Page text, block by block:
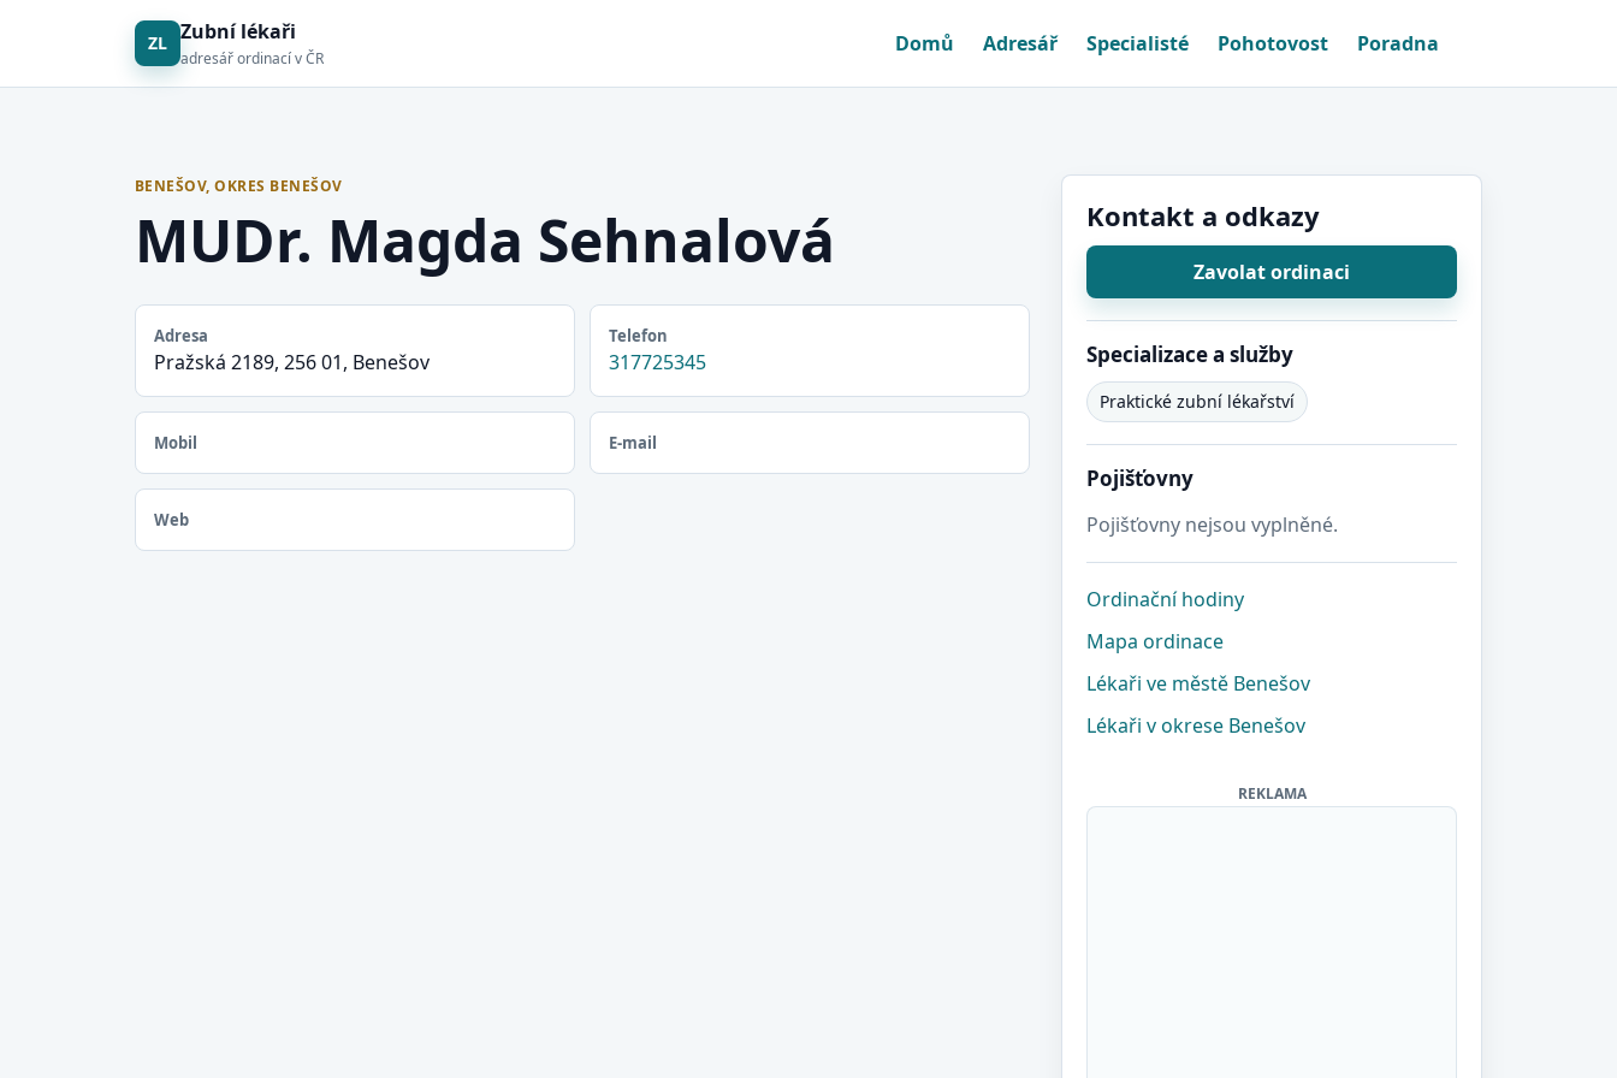
ZL Zubní lékaři
adresář ordinací v ČR
Domů Adresář Specialisté Pohotovost Poradna
BENEŠOV, OKRES BENEŠOV
MUDr. Magda Sehnalová
Adresa
Pražská 2189, 256 01, Benešov
Telefon
317725345
Mobil E-mail
Web
Kontakt a odkazy
Zavolat ordinaci
Specializace a služby
Praktické zubní lékařství
Pojišťovny
Pojišťovny nejsou vyplněné.
Ordinační hodiny
Mapa ordinace
Lékaři ve městě Benešov
Lékaři v okrese Benešov
REKLAMA